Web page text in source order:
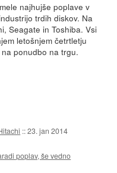
najhujše poplave v
trdih diskov. Na
Seagate in Toshiba. Vsi
letošnjem četrtletju
ponudbo na trgu.
::23. jan 2014
poplav, še vedno